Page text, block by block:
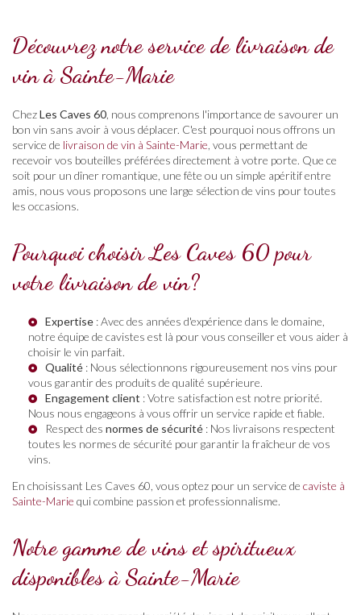
Découvrez notre service de livraison de
vin à Sainte-Marie
ChezLes Caves 60 , nous comprenons l'importance de savourer un
bon vin sans avoir à vous déplacer. C'est pourquoi nous offrons un
service de livraison de vin à Sainte-Marie , vous permettant de
recevoir vos bouteilles préférées directement à votre porte. Que ce
soit pour un dîner romantique, une fête ou un simple apéritif entre
amis, nous vous proposons une large sélection de vins pour toutes
les occasions.
Pourquoi choisir Les Caves 60 pour
votre livraison de vin?
Expertise : Avec des années d'expérience dans le domaine,
notre équipe de cavistes est là pour vous conseiller et vous aider à
choisir le vin parfait.
Qualité : Nous sélectionnons rigoureusement nos vins pour
vous garantir des produits de qualité supérieure.
Engagement client : Votre satisfaction est notre priorité.
Nous nous engageons à vous offrir un service rapide et fiable.
Respect des normes de sécurité : Nos livraisons respectent
toutes les normes de sécurité pour garantir la fraîcheur de vos
vins.
En choisissant Les Caves 60, vous optez pour un service de caviste à
Sainte-Marie qui combine passion et professionnalisme.
Notre gamme de vins et spiritueux
disponibles à Sainte-Marie